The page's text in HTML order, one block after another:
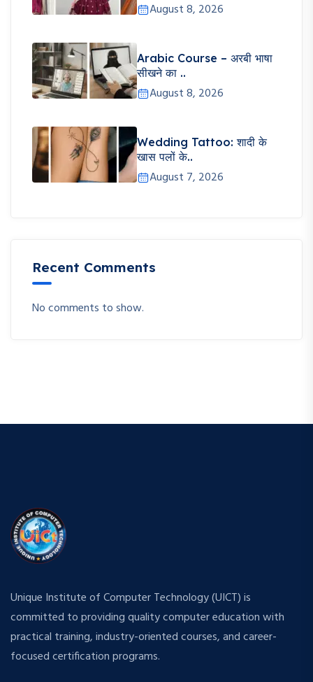
August 8, 2026
Arabic Course – अरबी भाषा
सीखने का ..
August 8, 2026
Wedding Tattoo: शादी के
खास पलों के..
August 7, 2026
Recent Comments
No comments to show.
Unique Institute of Computer Technology (UICT) is
committed to providing quality computer education with
practical training, industry-oriented courses, and career-
focused certification programs.